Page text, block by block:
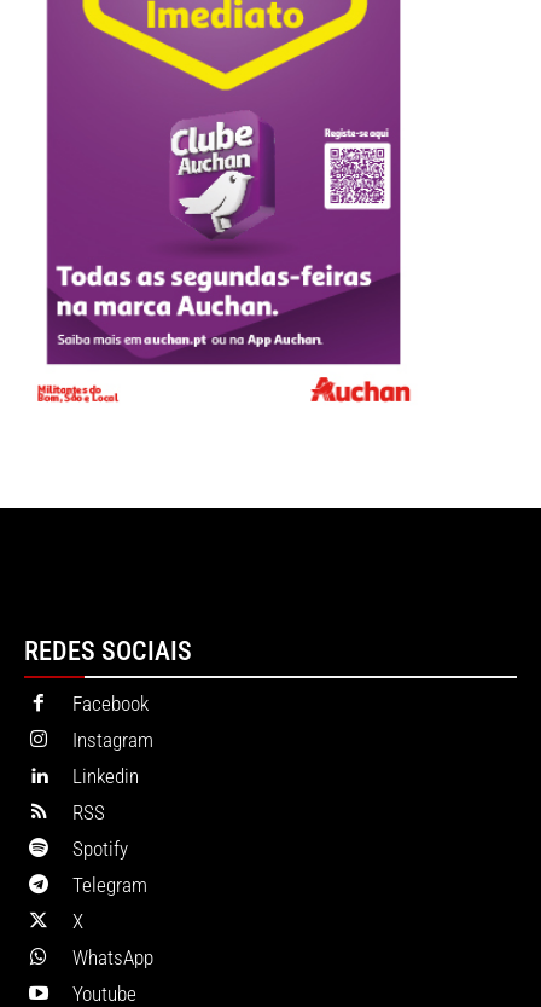
REDES SOCIAIS
Facebook
Instagram
Linkedin
RSS
Spotify
Telegram
X
WhatsApp
Youtube